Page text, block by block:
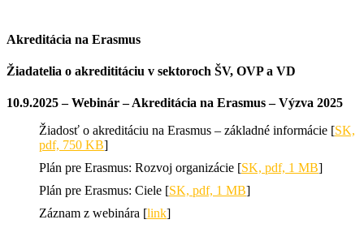
Akreditácia na Erasmus
Žiadatelia o akredititáciu v sektoroch ŠV, OVP a VD
10.9.2025 – Webinár – Akreditácia na Erasmus – Výzva 2025
Žiadosť o akreditáciu na Erasmus – základné informácie [SK,
pdf, 750 KB]
Plán pre Erasmus: Rozvoj organizácie [SK, pdf, 1 MB]
Plán pre Erasmus: Ciele [SK, pdf, 1 MB]
Záznam z webinára [link]